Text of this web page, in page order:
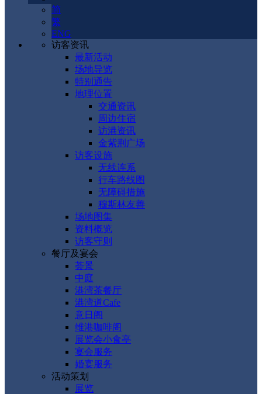
简
繁
ENG
访客资讯
最新活动
场地导览
特别通告
地理位置
交通资讯
周边住宿
访港资讯
金紫荆广场
访客设施
无线连系
行车路线图
无障碍措施
穆斯林友善
场地图集
资料概览
访客守则
餐厅及宴会
荟景
中庭
港湾茶餐厅
港湾道Cafe
意日阁
维港咖啡阁
展览会小食亭
宴会服务
婚宴服务
活动策划
展览